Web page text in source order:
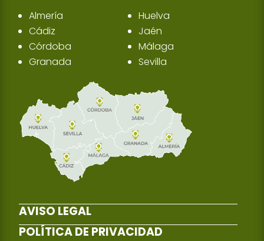
Almería
Cádiz
Córdoba
Granada
Huelva
Jaén
Málaga
Sevilla
AVISO LEGAL
POLÍTICA DE PRIVACIDAD